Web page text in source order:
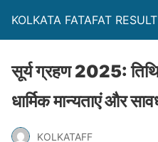
KOLKATA FATAFAT
सूर्य ग्रहण 2025:
धार्मिक मान्यताएं और
KOLKATAFF